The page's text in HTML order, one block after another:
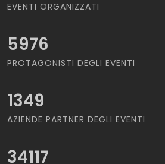
EVENTI ORGANIZZATI
5976
PROTAGONISTI DEGLI EVENTI
1349
AZIENDE PARTNER DEGLI EVENTI
34117